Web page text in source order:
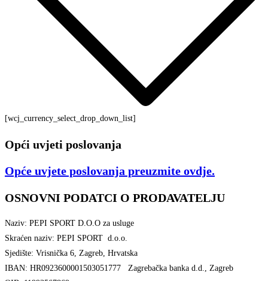
[wcj_currency_select_drop_down_list]
Opći uvjeti poslovanja
Opće uvjete poslovanja preuzmite ovdje.
OSNOVNI PODATCI O PRODAVATELJU
Naziv: PEPI SPORT D.O.O za usluge
Skraćen naziv: PEPI SPORT d.o.o.
Sjedište: Vrisnička 6, Zagreb, Hrvatska
IBAN: HR0923600001503051777 Zagrebačka banka d.d., Zagreb